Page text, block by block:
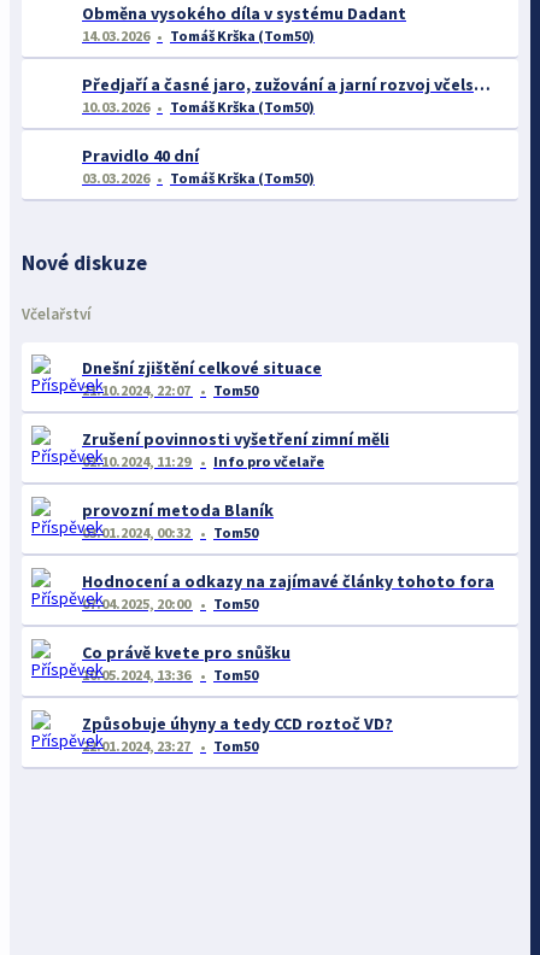
Obměna vysokého díla v systému Dadant
14.03.2026 Tomáš Krška (Tom50)
Předjaří a časné jaro, zužování a jarní rozvoj včelstev
10.03.2026 Tomáš Krška (Tom50)
Pravidlo 40 dní
03.03.2026 Tomáš Krška (Tom50)
Nové diskuze
Včelařství
Dnešní zjištění celkové situace
21.10.2024, 22:07 Tom50
Zrušení povinnosti vyšetření zimní měli
02.10.2024, 11:29 Info pro včelaře
provozní metoda Blaník
03.01.2024, 00:32 Tom50
Hodnocení a odkazy na zajímavé články tohoto fora
07.04.2025, 20:00 Tom50
Co právě kvete pro snůšku
10.05.2024, 13:36 Tom50
Způsobuje úhyny a tedy CCD roztoč VD?
22.01.2024, 23:27 Tom50